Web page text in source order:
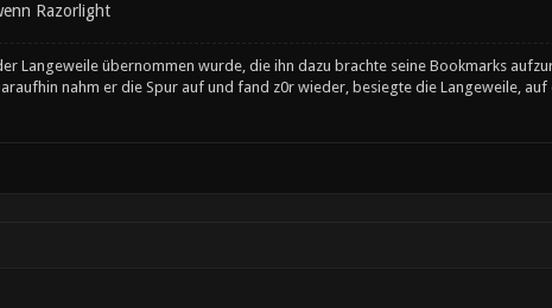
Razorlight
Langeweile übernommen wurde, die ihn dazu brachte seine Bookmarks
nahm er die Spur auf und fand z0r wieder, besiegte die Langeweile, auf